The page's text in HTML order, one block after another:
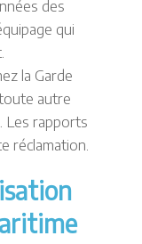
des
qui
la Garde
autre
Les rapports
réclamation.